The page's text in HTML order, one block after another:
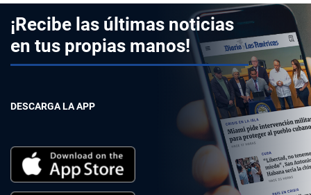
¡Recibe las últimas noticias
en tus propias manos!
DESCARGA LA APP